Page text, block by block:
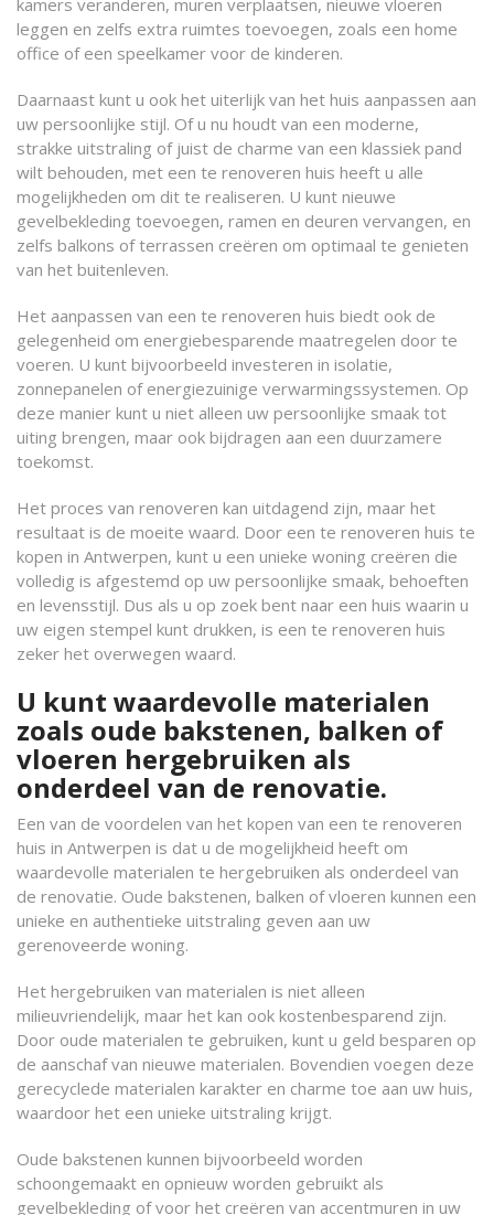
kamers veranderen, muren verplaatsen, nieuwe vloeren
leggen en zelfs extra ruimtes toevoegen, zoals een home
office of een speelkamer voor de kinderen.
Daarnaast kunt u ook het uiterlijk van het huis aanpassen aan
uw persoonlijke stijl. Of u nu houdt van een moderne,
strakke uitstraling of juist de charme van een klassiek pand
wilt behouden, met een te renoveren huis heeft u alle
mogelijkheden om dit te realiseren. U kunt nieuwe
gevelbekleding toevoegen, ramen en deuren vervangen, en
zelfs balkons of terrassen creëren om optimaal te genieten
van het buitenleven.
Het aanpassen van een te renoveren huis biedt ook de
gelegenheid om energiebesparende maatregelen door te
voeren. U kunt bijvoorbeeld investeren in isolatie,
zonnepanelen of energiezuinige verwarmingssystemen. Op
deze manier kunt u niet alleen uw persoonlijke smaak tot
uiting brengen, maar ook bijdragen aan een duurzamere
toekomst.
Het proces van renoveren kan uitdagend zijn, maar het
resultaat is de moeite waard. Door een te renoveren huis te
kopen in Antwerpen, kunt u een unieke woning creëren die
volledig is afgestemd op uw persoonlijke smaak, behoeften
en levensstijl. Dus als u op zoek bent naar een huis waarin u
uw eigen stempel kunt drukken, is een te renoveren huis
zeker het overwegen waard.
U kunt waardevolle materialen
zoals oude bakstenen, balken of
vloeren hergebruiken als
onderdeel van de renovatie.
Een van de voordelen van het kopen van een te renoveren
huis in Antwerpen is dat u de mogelijkheid heeft om
waardevolle materialen te hergebruiken als onderdeel van
de renovatie. Oude bakstenen, balken of vloeren kunnen een
unieke en authentieke uitstraling geven aan uw
gerenoveerde woning.
Het hergebruiken van materialen is niet alleen
milieuvriendelijk, maar het kan ook kostenbesparend zijn.
Door oude materialen te gebruiken, kunt u geld besparen op
de aanschaf van nieuwe materialen. Bovendien voegen deze
gerecyclede materialen karakter en charme toe aan uw huis,
waardoor het een unieke uitstraling krijgt.
Oude bakstenen kunnen bijvoorbeeld worden
schoongemaakt en opnieuw worden gebruikt als
gevelbekleding of voor het creëren van accentmuren in uw